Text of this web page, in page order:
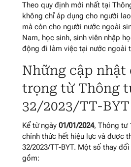
Theo quy định mới nhất tại
không chỉ áp dụng cho người
mà còn cho người nước ngoài
Nam, học sinh, sinh viên nhập
động đi làm việc tại nước ngoài
Những cập nhật
trọng từ Thông
32/2023/TT-BYT
Kể từ ngày 01/01/2024, Thông tư
chính thức hết hiệu lực và được
32/2023/TT-BYT. Một số thay
gồm: